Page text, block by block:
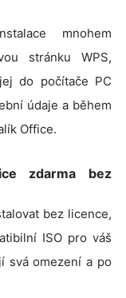
mnohem
stránku WPS,
do počítače PC
údaje a během
Office.
zdarma bez
bez licence,
ISO pro váš
svá omezení a po